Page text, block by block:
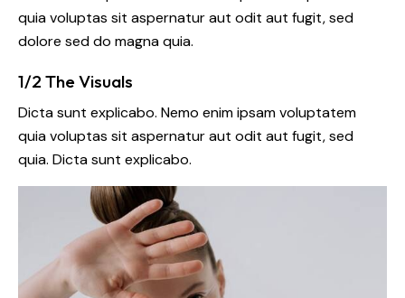
quia voluptas sit aspernatur aut odit aut fugit, sed
dolore sed do magna quia.
1/2 The Visuals
Dicta sunt explicabo. Nemo enim ipsam voluptatem
quia voluptas sit aspernatur aut odit aut fugit, sed
quia. Dicta sunt explicabo.